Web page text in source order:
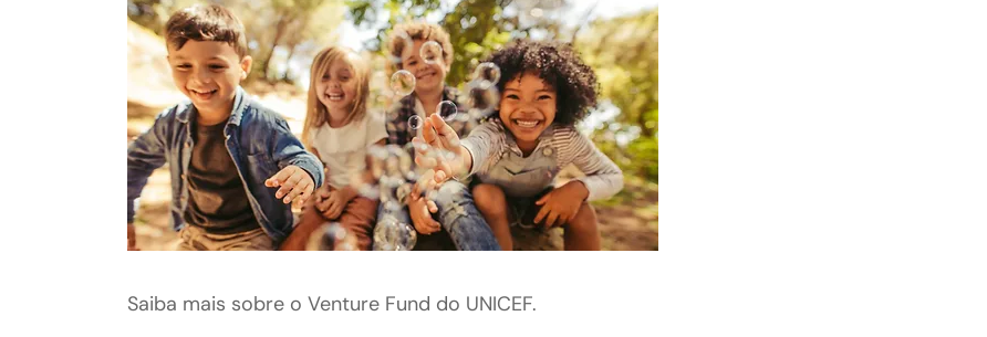
Saiba mais sobre o Venture Fund do UNICEF.